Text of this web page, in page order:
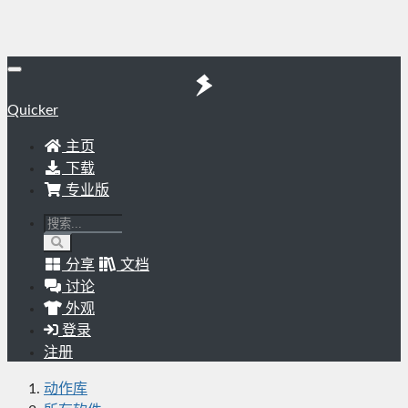
Quicker
主页
下载
专业版
分享
文档
讨论
外观
登录
注册
动作库